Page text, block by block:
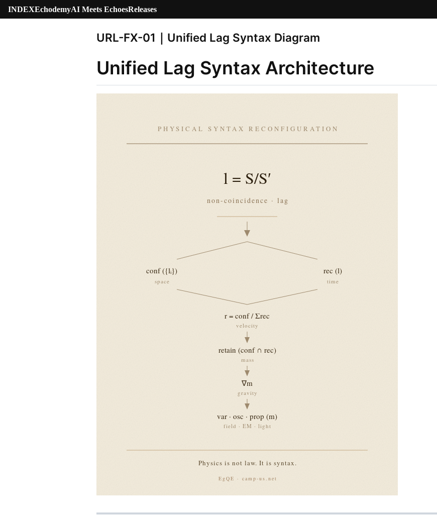
INDEXEchodemyAI Meets EchoesReleases
URL-FX-01｜Unified Lag Syntax Diagram
Unified Lag Syntax Architecture